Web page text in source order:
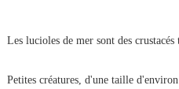
Les lucioles de mer sont des crustacés
Petites créatures, d'une taille